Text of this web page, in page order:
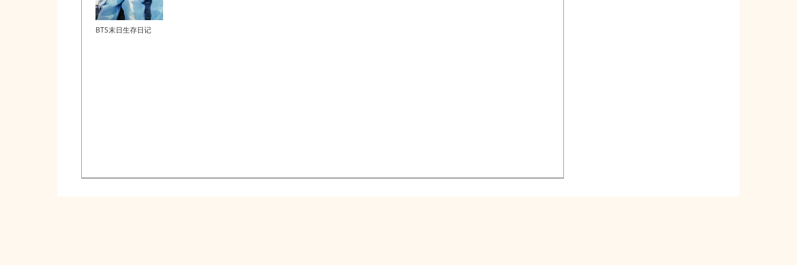
BTS末日生存日记